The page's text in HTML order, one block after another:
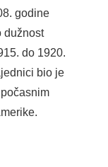
godine
dužnost
do 1920.
bio je